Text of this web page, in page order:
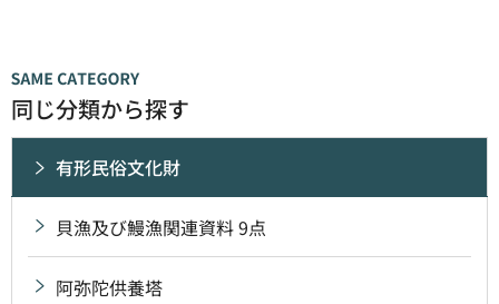
同じ分類から探す
有形民俗文化財
貝漁及び鰻漁関連資料 9点
阿弥陀供養塔